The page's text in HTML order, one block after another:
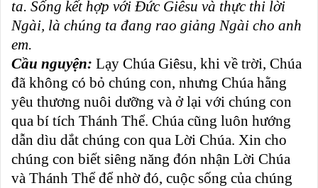
ta. Sống kết hợp với Ðức Giêsu và thực thi lời
Ngài, là chúng ta đang rao giảng Ngài cho anh
em.
Cầu nguyện: Lạy Chúa Giêsu, khi về trời, Chúa
đã không có bỏ chúng con, nhưng Chúa hằng
yêu thương nuôi dưỡng và ở lại với chúng con
qua bí tích Thánh Thể. Chúa cũng luôn hướng
dẫn dìu dắt chúng con qua Lời Chúa. Xin cho
chúng con biết siêng năng đón nhận Lời Chúa
và Thánh Thể để nhờ đó, cuộc sống của chúng